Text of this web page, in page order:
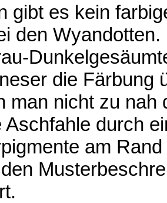
gibt es kein
den
die Färbung
man nicht zu nah
Aschfahle durch
am